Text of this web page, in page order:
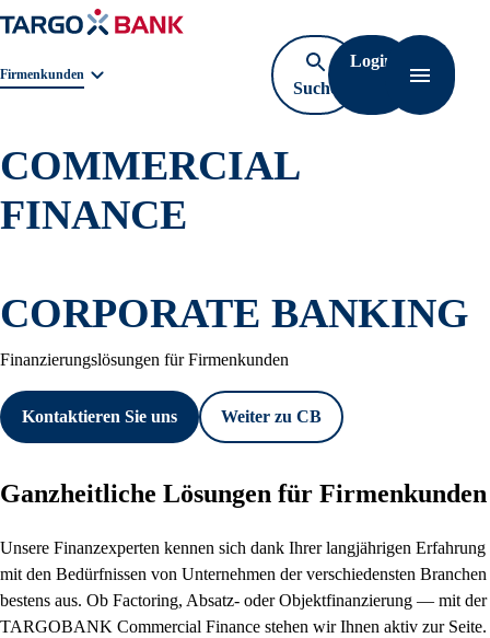
Geschäftsbereichnavigation. Aktuelle Auswahl:
Firmenkunden
Suche
öffnen
Login
COMMERCIAL
FINANCE
CORPORATE BANKING
Finanzierungslösungen für Firmenkunden
Kontaktieren Sie uns Weiter zu CB
Ganzheitliche Lösungen für Firmenkunden
Unsere Finanzexperten kennen sich dank Ihrer langjährigen Erfahrung
mit den Bedürfnissen von Unternehmen der verschiedensten Branchen
bestens aus. Ob Factoring, Absatz- oder Objektfinanzierung — mit der
TARGOBANK Commercial Finance stehen wir Ihnen aktiv zur Seite.